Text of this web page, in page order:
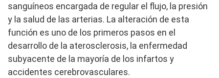
sanguíneos encargada de regular el flujo, la presión
y la salud de las arterias. La alteración de esta
función es uno de los primeros pasos en el
desarrollo de la aterosclerosis, la enfermedad
subyacente de la mayoría de los infartos y
accidentes cerebrovasculares.